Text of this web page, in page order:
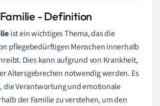
- Definition
ist ein wichtiges Thema, das die
pflegebedürftigen Menschen innerhalb
Dies kann aufgrund von Krankheit,
Altersgebrechen notwendig werden. Es
die Verantwortung und emotionale
der Familie zu verstehen, um den